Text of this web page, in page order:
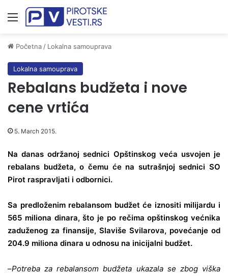
Meni
Početna / Lokalna samouprava
Lokalna samouprava
Rebalans budžeta i nove
cene vrtića
5. March 2015.
Na danas održanoj sednici Opštinskog veća usvojen je
rebalans budžeta, o čemu će na sutrašnjoj sednici SO
Pirot raspravljati i odbornici.
Sa predloženim rebalansom budžet će iznositi milijardu i
565 miliona dinara, što je po rečima opštinskog većnika
zaduženog za finansije, Slaviše Svilarova, povećanje od
204.9 miliona dinara u odnosu na inicijalni budžet.
–Potreba za rebalansom budžeta ukazala se zbog viška